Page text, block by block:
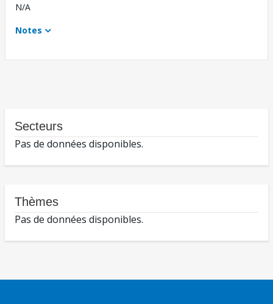
N/A
Notes
Secteurs
Pas de données disponibles.
Thèmes
Pas de données disponibles.